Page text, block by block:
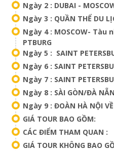
Ngày 2 : DUBAI -
Ngày 3 : QUẦN THỂ DU
Ngày 4 : MOSCOW- Tàu
PTBURG
Ngày 5 : SAINT
Ngày 6 : SAINT
Ngày 7 : SAINT
Ngày 8 : SÀI GÒN/ĐÀ
Ngày 9 : ĐOÀN HÀ NỘI
GIÁ TOUR BAO GỒM:
CÁC ĐIỂM THAM QUAN :
GIÁ TOUR KHÔNG BAO